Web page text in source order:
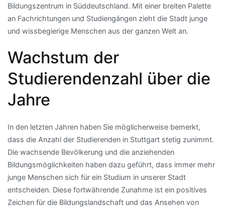
Bildungszentrum in Süddeutschland. Mit einer breiten Palette
an Fachrichtungen und Studiengängen zieht die Stadt junge
und wissbegierige Menschen aus der ganzen Welt an.
Wachstum der
Studierendenzahl über die
Jahre
In den letzten Jahren haben Sie möglicherweise bemerkt,
dass die Anzahl der Studierenden in Stuttgart stetig zunimmt.
Die wachsende Bevölkerung und die anziehenden
Bildungsmöglichkeiten haben dazu geführt, dass immer mehr
junge Menschen sich für ein Studium in unserer Stadt
entscheiden. Diese fortwährende Zunahme ist ein positives
Zeichen für die Bildungslandschaft und das Ansehen von